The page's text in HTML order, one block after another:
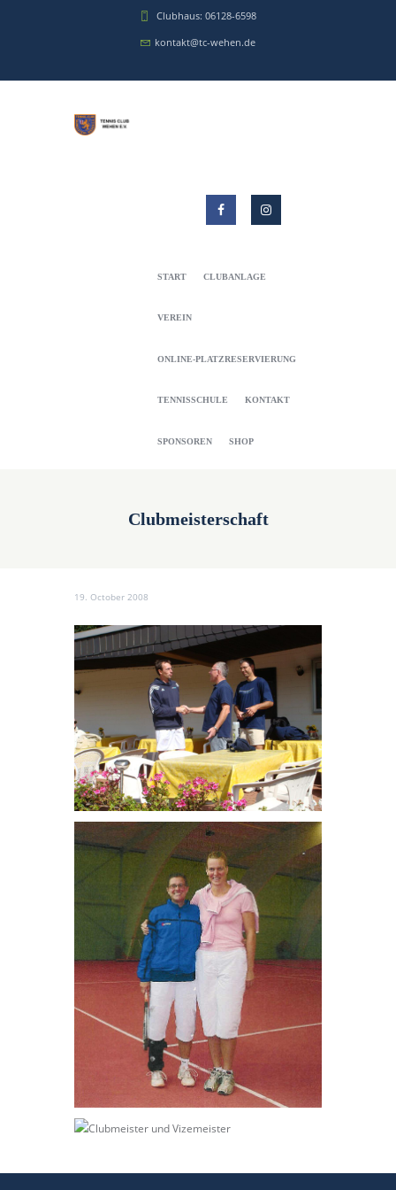
Clubhaus: 06128-6598
kontakt@tc-wehen.de
START CLUBANLAGE
VEREIN
ONLINE-PLATZRESERVIERUNG
TENNISSCHULE KONTAKT
SPONSOREN SHOP
Clubmeisterschaft
19. October 2008